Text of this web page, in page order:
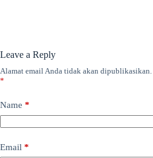
Leave a Reply
Alamat email Anda tidak akan dipublikasikan.
*
Name *
Email *